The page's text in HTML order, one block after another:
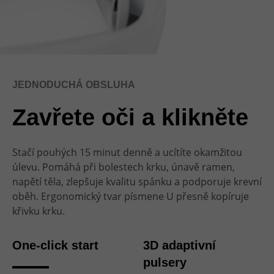
JEDNODUCHÁ OBSLUHA
Zavřete oči a klikněte
Stačí pouhých 15 minut denně a ucítíte okamžitou
úlevu. Pomáhá při bolestech krku, únavě ramen,
napětí těla, zlepšuje kvalitu spánku a podporuje krevní
oběh. Ergonomický tvar písmene U přesně kopíruje
křivku krku.
One-click start
3D adaptivní
pulsery